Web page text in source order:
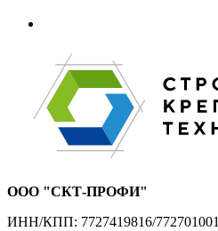
ООО "СКТ-ПРОФИ"
ИНН/КПП: 7727419816/772701001